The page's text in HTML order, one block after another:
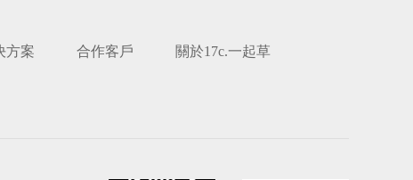
方案 合作客戶 關於17c.一起草